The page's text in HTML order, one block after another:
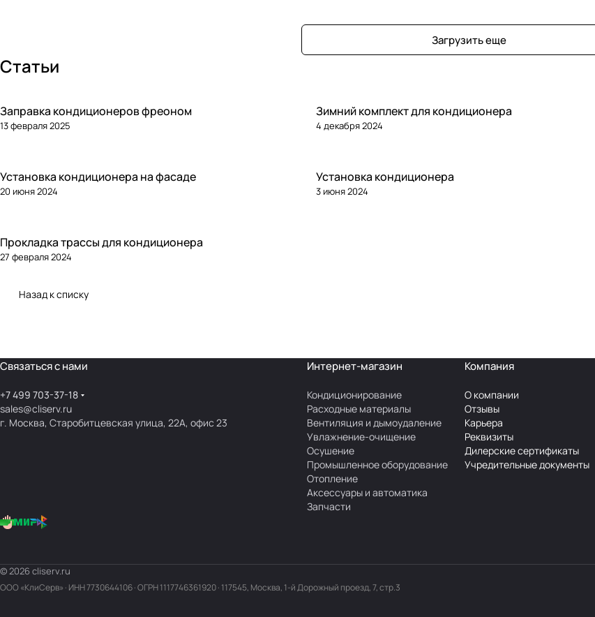
Загрузить еще
Статьи
Заправка кондиционеров фреоном
13 февраля 2025
Зимний комплект для кондиционера
4 декабря 2024
Установка кондиционера на фасаде
20 июня 2024
Установка кондиционера
3 июня 2024
Прокладка трассы для кондиционера
27 февраля 2024
Назад к списку
Связаться с нами
+7 499 703-37-18
sales@cliserv.ru
г. Москва, Старобитцевская улица, 22А, офис 23
Интернет-магазин
Кондиционирование
Расходные материалы
Вентиляция и дымоудаление
Увлажнение-очищение
Осушение
Промышленное оборудование
Отопление
Аксессуары и автоматика
Запчасти
Компания
О компании
Отзывы
Карьера
Реквизиты
Дилерские сертификаты
Учредительные документы
© 2026 cliserv.ru
ООО «КлиСерв» · ИНН7730644106· ОГРН 1117746361920 · 117545, Москва, 1-й Дорожный проезд, 7, стр.3